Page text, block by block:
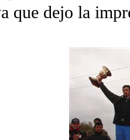
que dejo la